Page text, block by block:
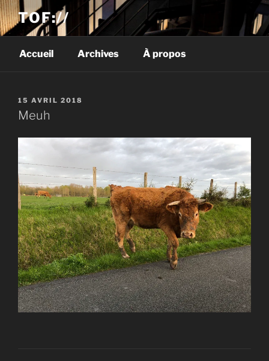
TOF://
Accueil Archives À propos
PUBLIÉ
LE
15 AVRIL 2018
Meuh